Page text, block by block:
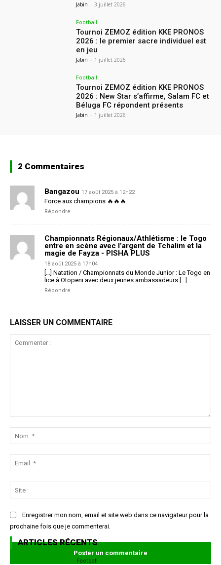
Jabin - 3 juillet 2026
Football
Tournoi ZEMOZ édition KKE PRONOS
2026 : le premier sacre individuel est
en jeu
Jabin - 1 juillet 2026
Football
Tournoi ZEMOZ édition KKE PRONOS
2026 : New Star s’affirme, Salam FC et
Béluga FC répondent présents
Jabin - 1 juillet 2026
2 Commentaires
Bangazou 17 août 2025 à 12h22
Force aux champions 🔥🔥🔥
Répondre
Championnats Régionaux/Athlétisme : le Togo
entre en scène avec l’argent de Tchalim et la
magie de Fayza - PISHA PLUS
18 août 2025 à 17h04
[…] Natation / Championnats du Monde Junior : Le Togo en
lice à Otopeni avec deux jeunes ambassadeurs […]
Répondre
LAISSER UN COMMENTAIRE
:*
:*
:
Enregistrer mon nom, email et site web dans ce navigateur pour la
prochaine fois que je commenterai.
ARTICLES RÉCENTS
Football